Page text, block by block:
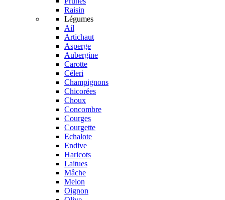
Raisin
Légumes
Ail
Artichaut
Asperge
Aubergine
Carotte
Céleri
Champignons
Chicorées
Choux
Concombre
Courges
Courgette
Echalote
Endive
Haricots
Laitues
Mâche
Melon
Oignon